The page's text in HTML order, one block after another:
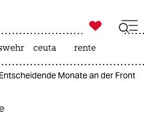
ich

taz zahl ich
ceuta rente
Monate an der Front